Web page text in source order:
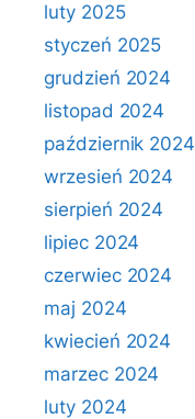
luty 2025
styczeń 2025
grudzień 2024
listopad 2024
październik 2024
wrzesień 2024
sierpień 2024
lipiec 2024
czerwiec 2024
maj 2024
kwiecień 2024
marzec 2024
luty 2024